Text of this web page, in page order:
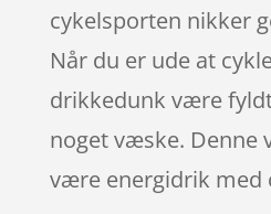
cykelsporten nikker
Når du er ude at
drikkedunk være
noget væske. Denne
være energidrik med